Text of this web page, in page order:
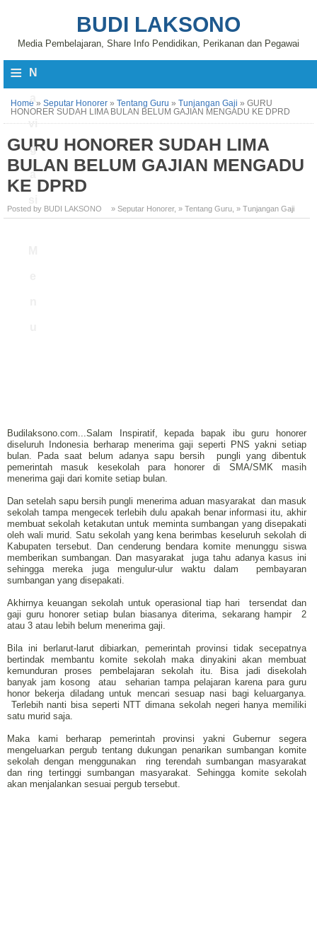
BUDI LAKSONO
Media Pembelajaran, Share Info Pendidikan, Perikanan dan Pegawai
≡ N
vi
g
a
Home » Seputar Honorer » Tentang Guru » Tunjangan Gaji » GURU
HONORER SUDAH LIMA BULAN BELUM GAJIAN MENGADU KE DPRD
GURU HONORER SUDAH LIMA
BULAN BELUM GAJIAN MENGADU
KE DPRD
Posted by BUDI LAKSONO » Seputar Honorer, » Tentang Guru » Tunjangan Gaji
Budilaksono.com...Salam Inspiratif, kepada bapak ibu guru honorer
diseluruh Indonesia berharap menerima gaji seperti PNS yakni setiap
bulan. Pada saat belum adanya sapu bersih pungli yang dibentuk
pemerintah masuk kesekolah para honorer di SMA/SMK masih
menerima gaji dari komite setiap bulan.
Dan setelah sapu bersih pungli menerima aduan masyarakat dan masuk
sekolah tampa mengecek terlebih dulu apakah benar informasi itu, akhir
membuat sekolah ketakutan untuk meminta sumbangan yang disepakati
oleh wali murid. Satu sekolah yang kena berimbas keseluruh sekolah di
Kabupaten tersebut. Dan cenderung bendara komite menunggu siswa
memberikan sumbangan. Dan masyarakat juga tahu adanya kasus ini
sehingga mereka juga mengulur-ulur waktu dalam pembayaran
sumbangan yang disepakati.
Akhirnya keuangan sekolah untuk operasional tiap hari tersendat dan
gaji guru honorer setiap bulan biasanya diterima, sekarang hampir 2
atau 3 atau lebih belum menerima gaji.
Bila ini berlarut-larut dibiarkan, pemerintah provinsi tidak secepatnya
bertindak membantu komite sekolah maka dinyakini akan membuat
kemunduran proses pembelajaran sekolah itu. Bisa jadi disekolah
banyak jam kosong atau seharian tampa pelajaran karena para guru
honor bekerja diladang untuk mencari sesuap nasi bagi keluarganya.
Terlebih nanti bisa seperti NTT dimana sekolah negeri hanya memiliki
satu murid saja.
Maka kami berharap pemerintah provinsi yakni Gubernur segera
mengeluarkan pergub tentang dukungan penarikan sumbangan komite
sekolah dengan menggunakan ring terendah sumbangan masyarakat
dan ring tertinggi sumbangan masyarakat. Sehingga komite sekolah
akan menjalankan sesuai pergub tersebut.